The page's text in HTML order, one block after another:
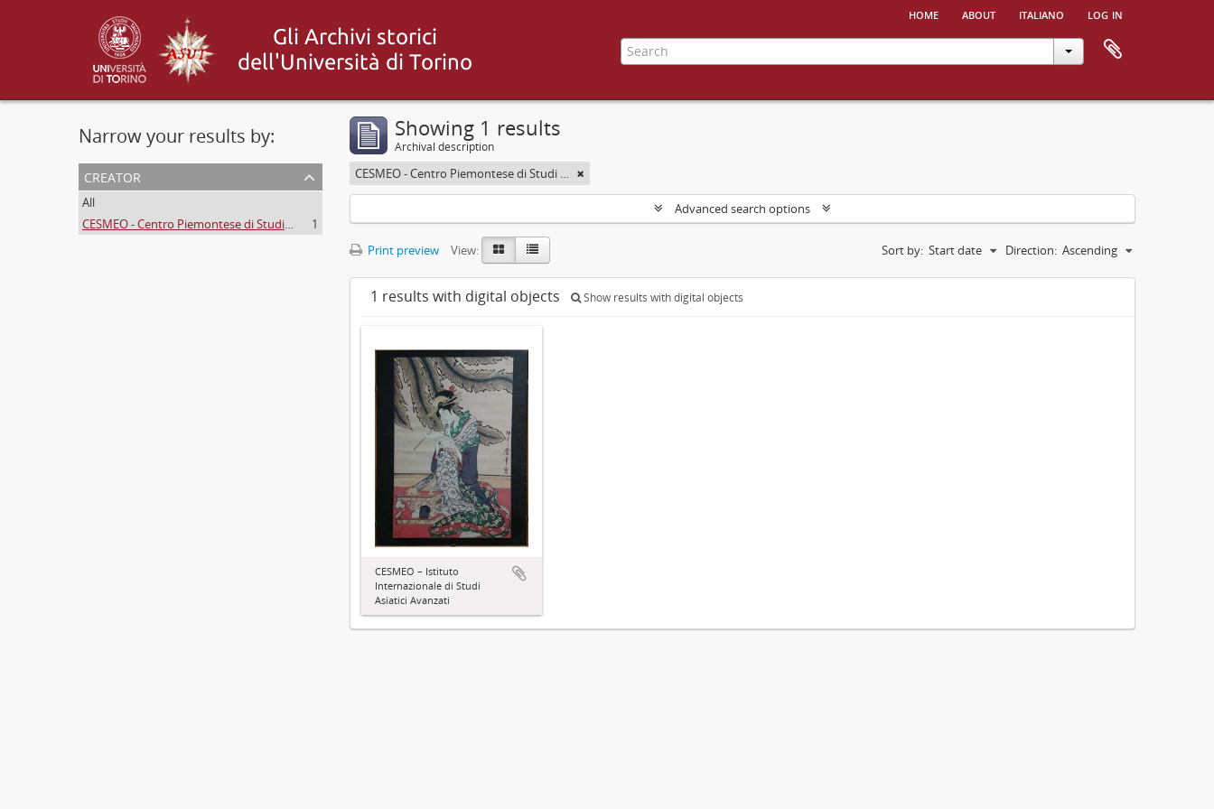
home about italiano log in
Narrow your results by:
creator
All
CESMEO - Centro Piemontese di Studi sul Medio ed Estremo Oriente
1
Showing 1 results
Archival description
CESMEO - Centro Piemontese di Studi sul Medio ed Estremo Oriente
Advanced search options
Print preview View: Sort by: Start date Direction: Ascending
1 results with digital objects Show results with digital objects
CESMEO – Istituto
Internazionale di Studi
Asiatici Avanzati